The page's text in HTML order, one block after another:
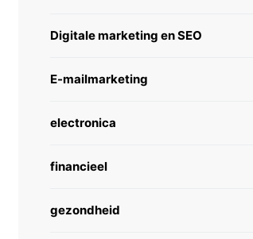
Digitale marketing en SEO
E-mailmarketing
electronica
financieel
gezondheid